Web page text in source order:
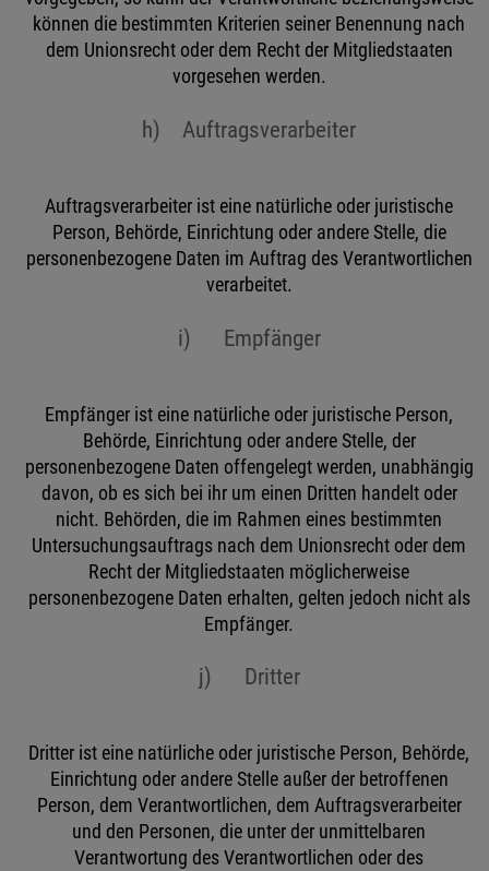
können die bestimmten Kriterien seiner Benennung nach
dem Unionsrecht oder dem Recht der Mitgliedstaaten
vorgesehen werden.
h) Auftragsverarbeiter
Auftragsverarbeiter ist eine natürliche oder juristische
Person, Behörde, Einrichtung oder andere Stelle, die
personenbezogene Daten im Auftrag des Verantwortlichen
verarbeitet.
i) Empfänger
Empfänger ist eine natürliche oder juristische Person,
Behörde, Einrichtung oder andere Stelle, der
personenbezogene Daten offengelegt werden, unabhängig
davon, ob es sich bei ihr um einen Dritten handelt oder
nicht. Behörden, die im Rahmen eines bestimmten
Untersuchungsauftrags nach dem Unionsrecht oder dem
Recht der Mitgliedstaaten möglicherweise
personenbezogene Daten erhalten, gelten jedoch nicht als
Empfänger.
j) Dritter
Dritter ist eine natürliche oder juristische Person, Behörde,
Einrichtung oder andere Stelle außer der betroffenen
Person, dem Verantwortlichen, dem Auftragsverarbeiter
und den Personen, die unter der unmittelbaren
Verantwortung des Verantwortlichen oder des